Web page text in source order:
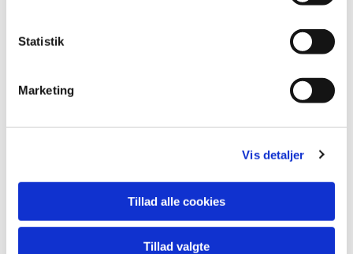
Statistik
Marketing
Vis detaljer
Tillad alle cookies
Tillad valgte